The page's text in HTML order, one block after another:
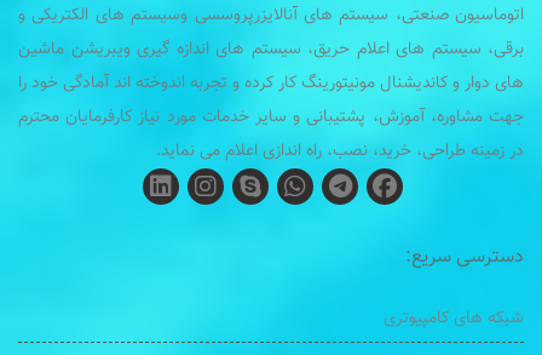
اتوماسیون صنعتی، سیستم های آنالایزرپروسسی وسیستم های الکتریکی و
برقی، سیستم های اعلام حریق، سیستم های اندازه گیری ویبریشن ماشین
های دوار و کاندیشنال مونیتورینگ کار کرده و تجربه اندوخته اند آمادگی خود را
جهت مشاوره، آموزش، پشتیبانی و سایر خدمات مورد نیاز کارفرمایان محترم
در زمینه طراحی، خرید، نصب، راه اندازی اعلام می نماید.
دسترسی سریع:
شبکه های کامپیوتری